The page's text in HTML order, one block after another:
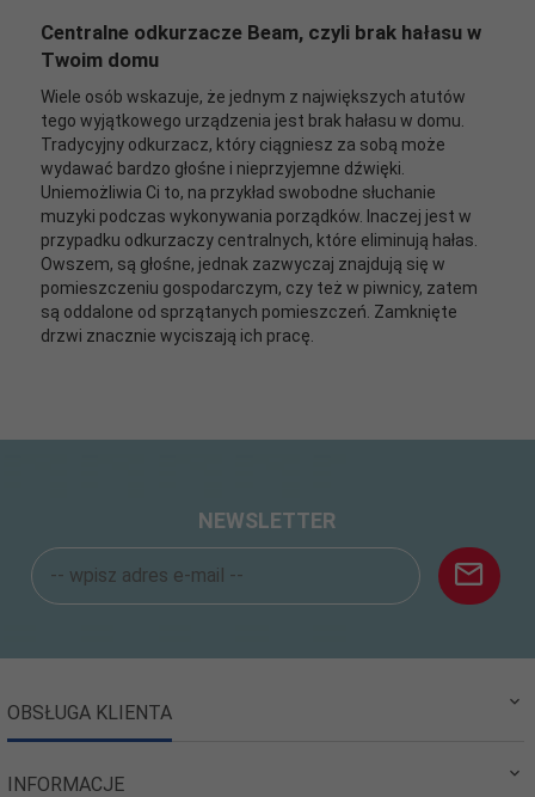
Centralne odkurzacze Beam, czyli brak hałasu w
Twoim domu
Wiele osób wskazuje, że jednym z największych atutów
tego wyjątkowego urządzenia jest brak hałasu w domu.
Tradycyjny odkurzacz, który ciągniesz za sobą może
wydawać bardzo głośne i nieprzyjemne dźwięki.
Uniemożliwia Ci to, na przykład swobodne słuchanie
muzyki podczas wykonywania porządków. Inaczej jest w
przypadku odkurzaczy centralnych, które eliminują hałas.
Owszem, są głośne, jednak zazwyczaj znajdują się w
pomieszczeniu gospodarczym, czy też w piwnicy, zatem
są oddalone od sprzątanych pomieszczeń. Zamknięte
drzwi znacznie wyciszają ich pracę.
NEWSLETTER
OBSŁUGA KLIENTA
INFORMACJE